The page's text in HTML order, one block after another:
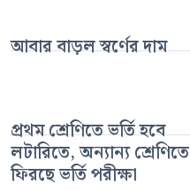
আবার বাড়ল স্বর্ণের দাম
প্রথম শ্রেণিতে ভর্তি হবে
লটারিতে, অন্যান্য শ্রেণিতে
ফিরছে ভর্তি পরীক্ষা